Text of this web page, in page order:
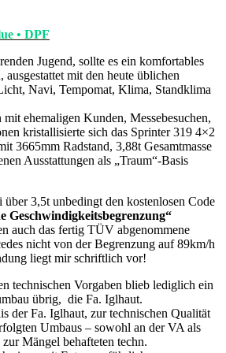
• DPF
Jugend, sollte es ein komfortables
ausgestattet mit den heute üblichen
Navi, Tempomat, Klima, Standklima
ehemaligen Kunden, Messebesuchen,
kristallisierte sich das Sprinter 319 4×2
3665mm Radstand, 3,88t Gesamtmasse
Ausstattungen als „Traum“-Basis
über 3,5t unbedingt den kostenlosen Code
Geschwindigkeitsbegrenzung“
auch das fertig TÜV abgenommene
nicht von der Begrenzung auf 89km/h
liegt mir schriftlich vor!
technischen Vorgaben blieb lediglich ein
übrig, die Fa. Iglhaut.
der Fa. Iglhaut, zur technischen Qualität
Umbaus – sowohl an der VA als
Mängel behafteten techn.